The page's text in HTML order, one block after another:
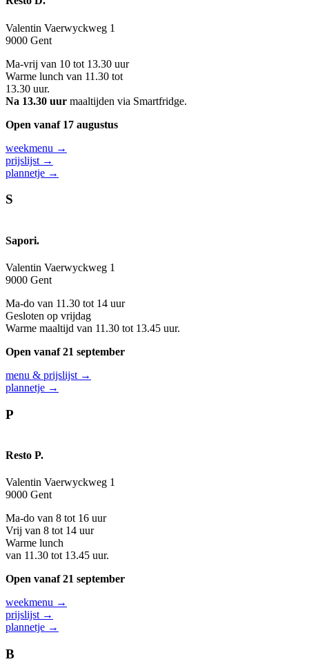
Valentin Vaerwyckweg 1
9000 Gent
Ma-vrij van 10 tot 13.30 uur
Warme lunch van 11.30 tot
13.30 uur.
Na 13.30 uur maaltijden via Smartfridge.
Open vanaf 17 augustus
weekmenu →
prijslijst →
plannetje →
S
Sapori.
Valentin Vaerwyckweg 1
9000 Gent
Ma-do van 11.30 tot 14 uur
Gesloten op vrijdag
Warme maaltijd van 11.30 tot 13.45 uur.
Open vanaf 21 september
menu & prijslijst →
plannetje →
P
Resto P.
Valentin Vaerwyckweg 1
9000 Gent
Ma-do van 8 tot 16 uur
Vrij van 8 tot 14 uur
Warme lunch
van 11.30 tot 13.45 uur.
Open vanaf 21 september
weekmenu →
prijslijst →
plannetje →
B